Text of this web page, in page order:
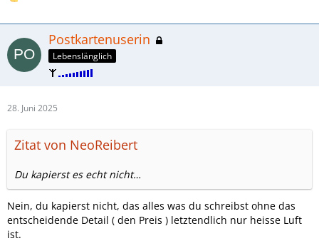
Postkartenuserin
Lebenslänglich
28. Juni 2025
Zitat von NeoReibert
Du kapierst es echt nicht…
Nein, du kapierst nicht, das alles was du schreibst ohne das
entscheidende Detail ( den Preis ) letztendlich nur heisse Luft
ist.